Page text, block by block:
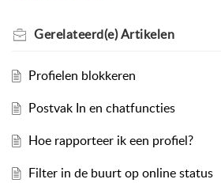
Gerelateerd(e)Artikelen
Profielen blokkeren
Postvak In en chatfuncties
Hoe rapporteer ik een profiel?
Filter in de buurt op online status